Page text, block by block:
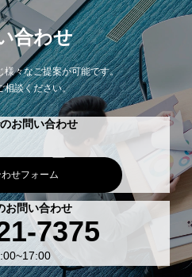
合わせ
様々なご提案が可能です。
相談ください。
お問い合わせ
せフォーム
お問い合わせ
7375